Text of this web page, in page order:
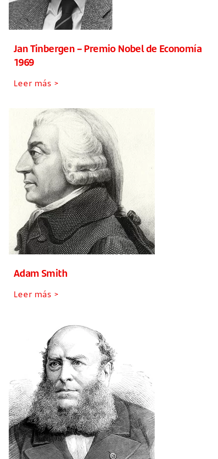
Jan Tinbergen – Premio Nobel de Economía
1969
Leer más >
Adam Smith
Leer más >